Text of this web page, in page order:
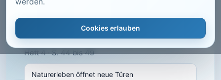
Cookies erlauben
Naturerleben öffnet neue
Heft 4 · S. 44 bis 49